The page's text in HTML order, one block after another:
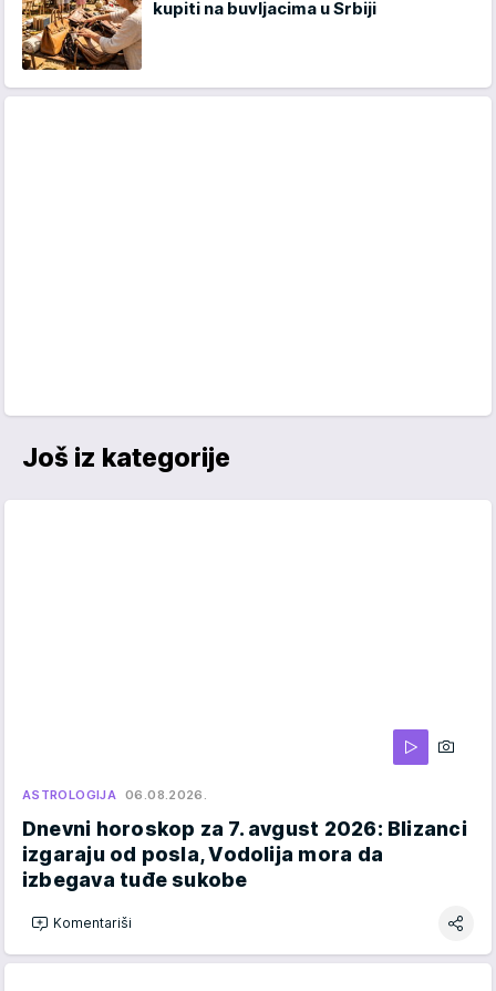
kupiti na buvljacima u Srbiji
Još iz kategorije
ASTROLOGIJA 06.08.2026.
Dnevni horoskop za 7. avgust 2026: Blizanci
izgaraju od posla, Vodolija mora da
izbegava tuđe sukobe
Komentariši